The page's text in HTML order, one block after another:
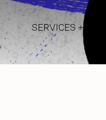
SERVICES +